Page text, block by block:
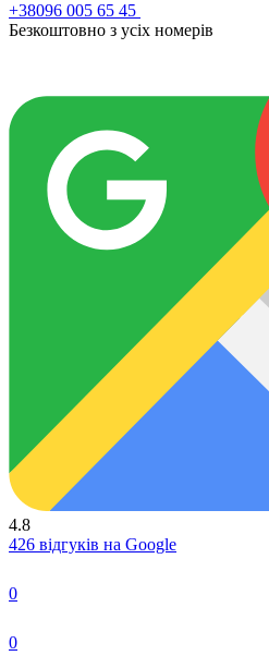
+38096 005 65 45
Безкоштовно з усiх номерiв
4.8
426 відгуків на Google
0
0